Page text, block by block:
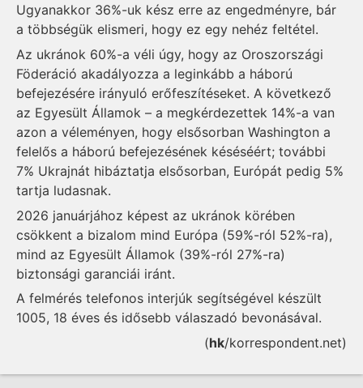
Ugyanakkor 36%-uk kész erre az engedményre, bár
a többségük elismeri, hogy ez egy nehéz feltétel.
Az ukránok 60%-a véli úgy, hogy az Oroszországi
Föderáció akadályozza a leginkább a háború
befejezésére irányuló erőfeszítéseket. A következő
az Egyesült Államok – a megkérdezettek 14%-a van
azon a véleményen, hogy elsősorban Washington a
felelős a háború befejezésének késéséért; további
7% Ukrajnát hibáztatja elsősorban, Európát pedig 5%
tartja ludasnak.
2026 januárjához képest az ukránok körében
csökkent a bizalom mind Európa (59%-ról 52%-ra),
mind az Egyesült Államok (39%-ról 27%-ra)
biztonsági garanciái iránt.
A felmérés telefonos interjúk segítségével készült
1005, 18 éves és idősebb válaszadó bevonásával.
(hk/korrespondent.net)